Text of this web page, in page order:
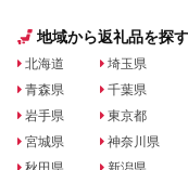
地域から返礼品を探す
北海道
青森県
岩手県
宮城県
埼玉県
千葉県
東京都
神奈川県